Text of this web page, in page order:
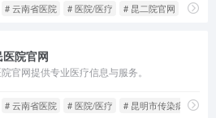
# 云南省医院 # 医院/医疗 # 昆二院官网
院官网
官网提供专业医疗信息与服务。
# 云南省医院 # 医院/医疗 # 昆明市传染病医院